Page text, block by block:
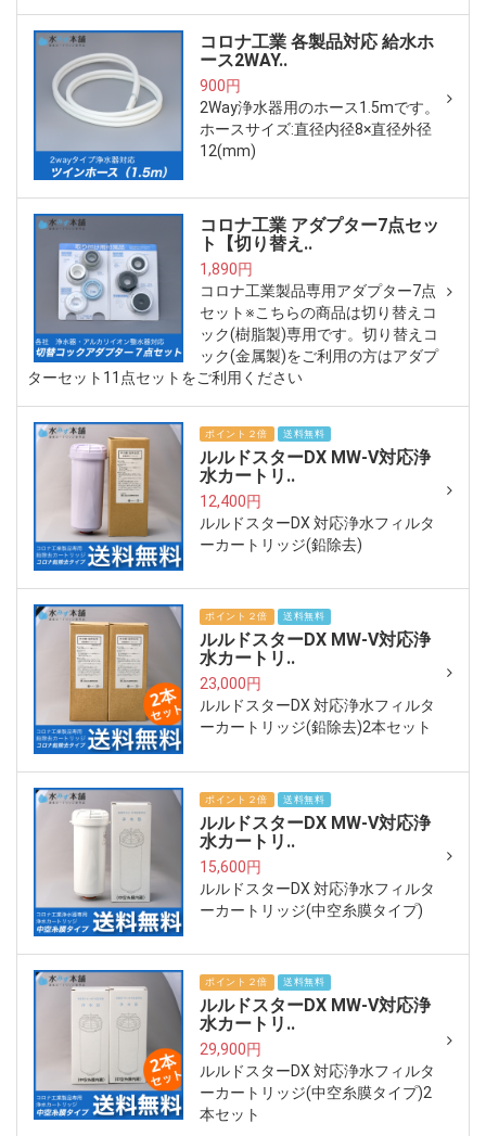
コロナ工業 各製品対応 給水ホ
ース2WAY..
900円
2Way浄水器用のホース1.5mです。
ホースサイズ:直径内径8×直径外径
12(mm)
コロナ工業 アダプター7点セッ
ト【切り替え..
1,890円
コロナ工業製品専用アダプター7点
セット※こちらの商品は切り替えコ
ック(樹脂製)専用です。切り替えコ
ック(金属製)をご利用の方はアダプ
ターセット11点セットをご利用ください
ポイント２倍 送料無料
ルルドスターDX MW-V対応浄
水カートリ..
12,400円
ルルドスターDX 対応浄水フィルタ
ーカートリッジ(鉛除去)
ポイント２倍 送料無料
ルルドスターDX MW-V対応浄
水カートリ..
23,000円
ルルドスターDX 対応浄水フィルタ
ーカートリッジ(鉛除去)2本セット
ポイント２倍 送料無料
ルルドスターDX MW-V対応浄
水カートリ..
15,600円
ルルドスターDX 対応浄水フィルタ
ーカートリッジ(中空糸膜タイプ)
ポイント２倍 送料無料
ルルドスターDX MW-V対応浄
水カートリ..
29,900円
ルルドスターDX 対応浄水フィルタ
ーカートリッジ(中空糸膜タイプ)2
本セット